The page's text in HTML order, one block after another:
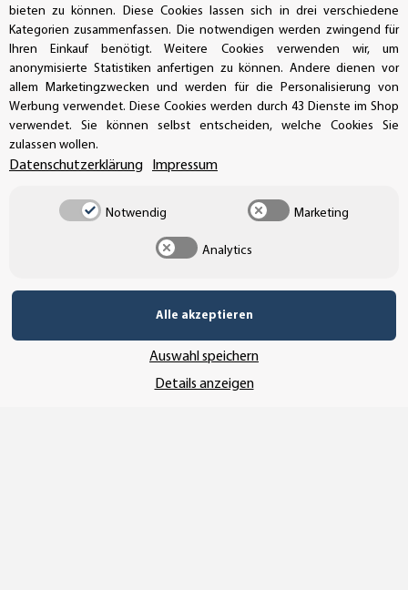
Handwerkerring 1, D-39326 Wolmirstedt
Bestellungen/Support: +49 (0)39-201-28-98-10
Buchhaltung: +49 (0)39-201-28-98-17
info@aufkleberdealer.de
UNSER AFFILIATE-PROGRAMM
UNSERE ZAHLUNGSARTEN*
bieten zu können. Diese Cookies lassen sich in drei verschiedene
Kategorien zusammenfassen. Die notwendigen werden zwingend für
Ihren Einkauf benötigt. Weitere Cookies verwenden wir, um
anonymisierte Statistiken anfertigen zu können. Andere dienen vor
allem Marketingzwecken und werden für die Personalisierung von
Werbung verwendet. Diese Cookies werden durch 43 Dienste im Shop
verwendet. Sie können selbst entscheiden, welche Cookies Sie
zulassen wollen.
Datenschutzerklärung Impressum
Notwendig Marketing
Analytics
Alle akzeptieren
Auswahl speichern
Details anzeigen